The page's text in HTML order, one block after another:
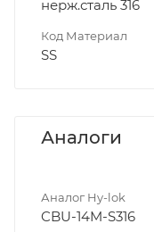
нерж.сталь 316
Код Материал
SS
Аналоги
Аналог Hy-lok
CBU-14M-S316